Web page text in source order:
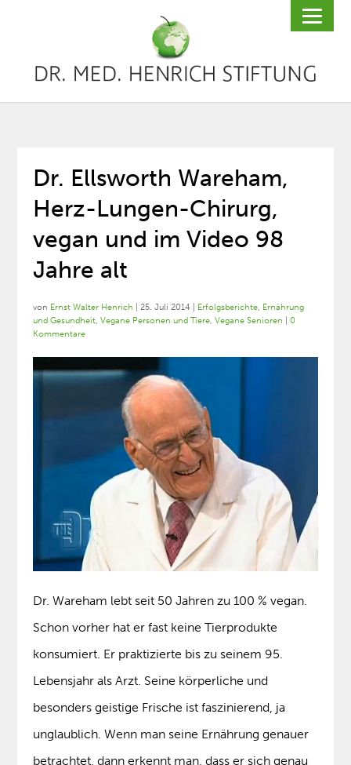
Dr. Ellsworth Wareham,
Herz-Lungen-Chirurg,
vegan und im Video 98
Jahre alt
von Ernst Walter Henrich |25. Juli 2014 Erfolgsberichte, Ernährung
und Gesundheit,Vegane Personen und Tiere,Vegane Senioren |0
Kommentare
Dr. Wareham lebt seit 50 Jahren zu 100 % vegan.
Schon vorher hat er fast keine Tierprodukte
konsumiert. Er praktizierte bis zu seinem 95.
Lebensjahr als Arzt. Seine körperliche und
besonders geistige Frische ist faszinierend, ja
unglaublich. Wenn man seine Ernährung genauer
betrachtet, dann erkennt man, dass er sich genau